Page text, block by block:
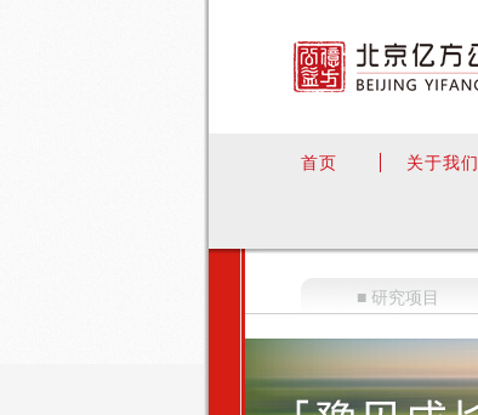
首页 关于我们
■ 研究项目